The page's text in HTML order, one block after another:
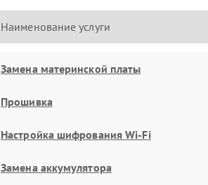
Наименование услуги
Замена материнской платы
Прошивка
Настройка шифрования Wi-Fi
Замена аккумулятора